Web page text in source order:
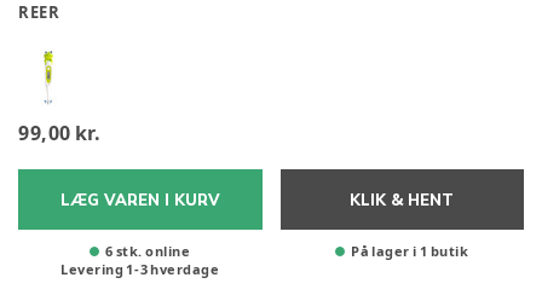
REER
99,00 kr.
LÆG VAREN I KURV
6 stk. online
Levering 1-3hverdage
KLIK & HENT
På lager i 1 butik